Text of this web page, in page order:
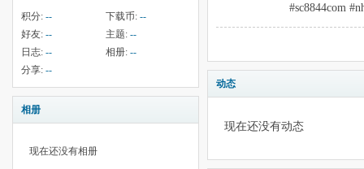
积分: -- 下载币: --
好友: -- 主题: --
日志: -- 相册: --
分享: --
相册
现在还没有相册
#sc8844com
动态
现在还没有动态